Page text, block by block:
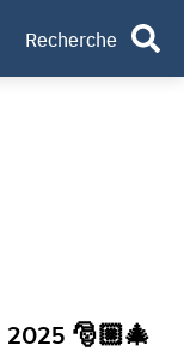
Recherche
🎅🏼🎄